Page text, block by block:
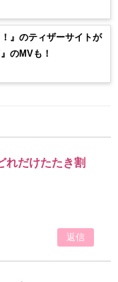
』のティザーサイトが
のMVも！
れだけたたき割
返信